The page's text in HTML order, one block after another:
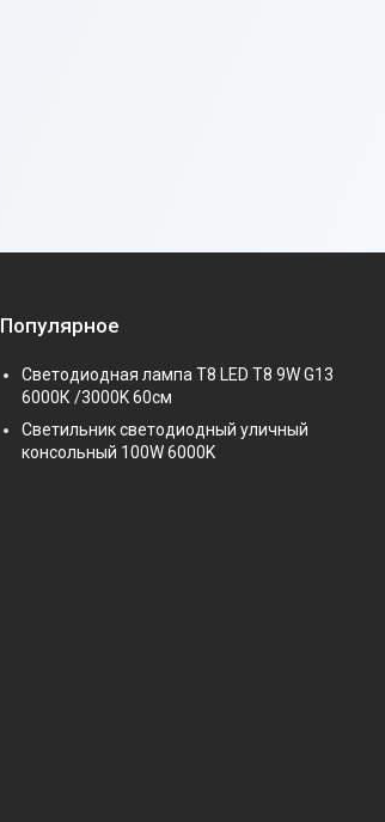
Популярное
Светодиодная лампа Т8 LED T8 9W G13
6000К /3000K 60см
Светильник светодиодный уличный
консольный 100W 6000K